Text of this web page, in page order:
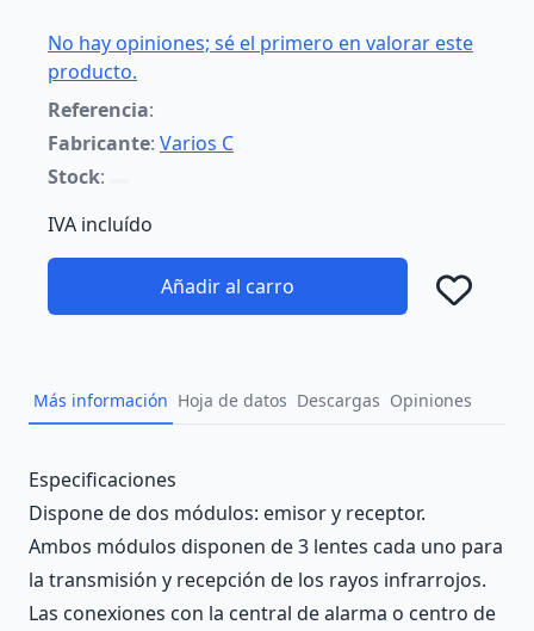
No hay opiniones; sé el primero en valorar este
producto.
Referencia:
Fabricante: Varios C
Stock:
IVA incluído
Añadir al carro
Más información Hoja de datos Descargas Opiniones
Description
Especificaciones
Dispone de dos módulos: emisor y receptor.
Ambos módulos disponen de 3 lentes cada uno para
la transmisión y recepción de los rayos infrarrojos.
Las conexiones con la central de alarma o centro de